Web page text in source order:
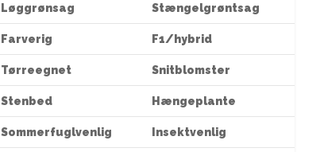
Løggrønsag Stængelgrøntsag
Farverig F1/hybrid
Tørreegnet Snitblomster
Stenbed Hængeplante
Sommerfuglvenlig Insektvenlig